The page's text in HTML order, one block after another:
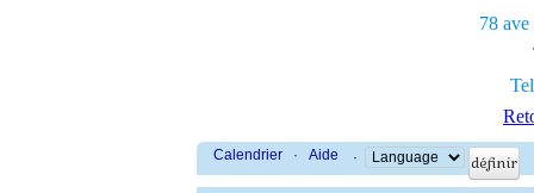
78 ave
Calendrier · Aide ·